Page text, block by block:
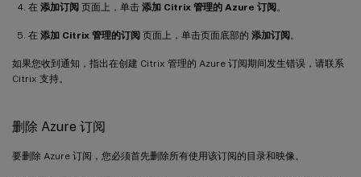
在 添加订阅 页面上，单击 添加 Citrix 管理的 Azure 订阅。
在 添加 Citrix 管理的订阅 页面上，单击页面底部的 添加订阅。
如果您收到通知，指出在创建 Citrix 管理的 Azure 订阅期间发生错误，请联系
Citrix 支持。
删除 Azure 订阅
要删除 Azure 订阅，您必须首先删除所有使用该订阅的目录和映像。